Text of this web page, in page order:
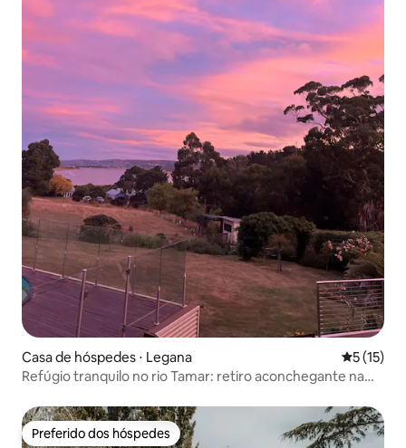
Casa de hóspedes ⋅ Legana 5 de uma
5 (15)
Refúgio tranquilo no rio Tamar: retiro aconchegante na
Preferido dos hóspedes
Preferido dos hóspedes